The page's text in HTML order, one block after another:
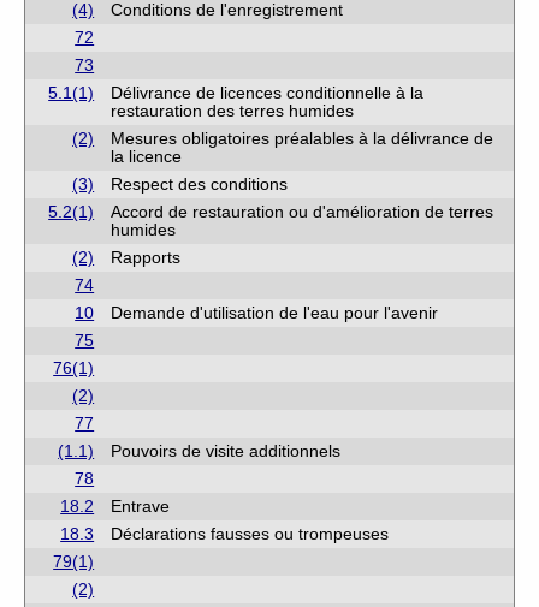
(4)
Conditions de l'enregistrement
72
73
5.1(1)
Délivrance de licences conditionnelle à la
restauration des terres humides
(2)
Mesures obligatoires préalables à la délivrance de
la licence
(3)
Respect des conditions
5.2(1)
Accord de restauration ou d'amélioration de terres
humides
(2)
Rapports
74
10
Demande d'utilisation de l'eau pour l'avenir
75
76(1)
(2)
77
(1.1)
Pouvoirs de visite additionnels
78
18.2
Entrave
18.3
Déclarations fausses ou trompeuses
79(1)
(2)